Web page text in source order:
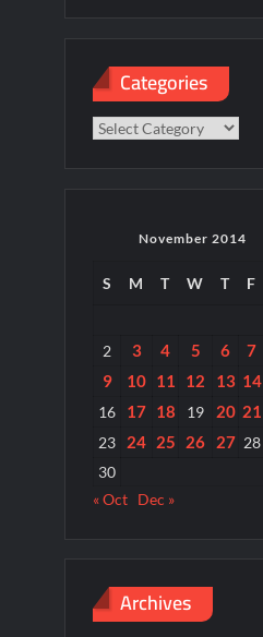
Categories
Categories
November 2014
S M T W T F
2 3 4 5 6 7
9
10 11 12 13 14
16 17 18 19 20 21
23 24 25 26 27 28
30
« Oct Dec »
Archives